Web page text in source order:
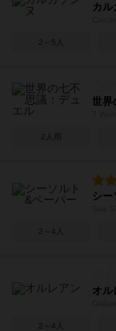
カル
2～5人
世界
2人用
シ
2～4人
オル
2～4人